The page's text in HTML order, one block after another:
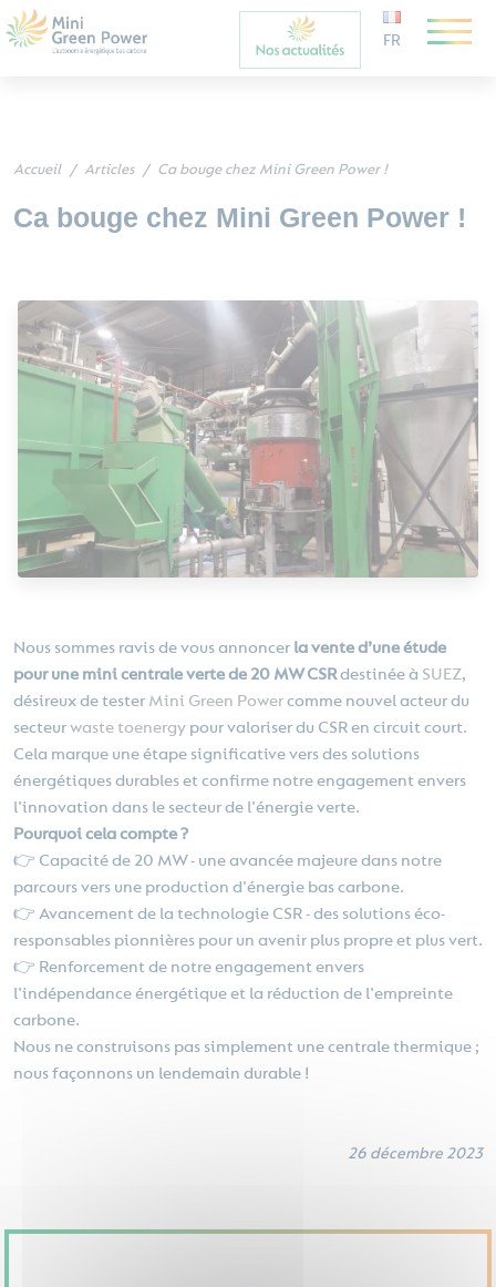
FR
Accueil Articles Ca bouge chez Mini Green Power !
Ca bouge chez Mini Green Power !
Nous sommes ravis de vous annoncer la vente d’une étude
pour une mini centrale verte de 20 MW CSRdestinée à SUEZ,
désireux de tester Mini Green Powercomme nouvel acteur du
secteurwaste toenergy pour valoriser du CSR en circuit court.
Cela marque une étape significative vers des solutions
énergétiques durables et confirme notre engagement envers
l'innovation dans le secteur de l'énergie verte.
Pourquoi cela compte ?
👉 Capacité de 20 MW - une avancée majeure dans notre
parcours vers une production d'énergie bas carbone.
👉 Avancement de la technologie CSR - des solutions éco-
responsables pionnières pour un avenir plus propre et plus vert.
👉 Renforcement de notre engagement envers
l'indépendance énergétique et la réduction de l'empreinte
carbone.
Nous ne construisons pas simplement une centrale thermique ;
nous façonnons un lendemain durable !
26 décembre 2023